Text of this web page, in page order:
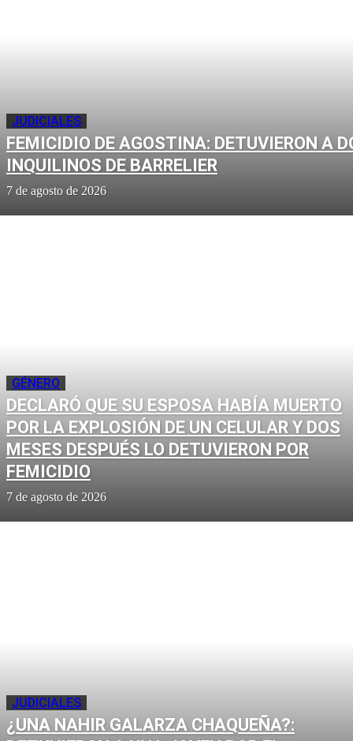
JUDICIALES
FEMICIDIO DE AGOSTINA: DETUVIERON A
INQUILINOS DE BARRELIER
7 de agosto de 2026
GÉNERO
DECLARÓ QUE SU ESPOSA HABÍA MUERTO
POR LA EXPLOSIÓN DE UN CELULAR Y DOS
MESES DESPUÉS LO DETUVIERON POR
FEMICIDIO
7 de agosto de 2026
JUDICIALES
¿UNA NAHIR GALARZA CHAQUEÑA?: